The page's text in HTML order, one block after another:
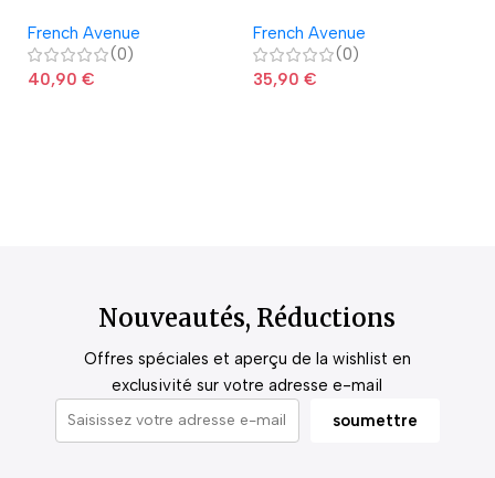
French Avenue
(0)
40,90 €
French Avenue
(0)
35,90 €
Nouveautés, Réductions
Offres spéciales et aperçu de la wishlist en
exclusivité sur votre adresse e-mail